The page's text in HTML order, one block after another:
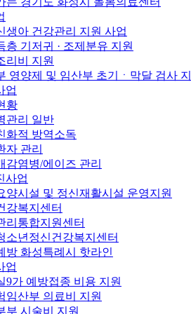
생아 건강관리 지원 사업
층 기저귀 · 조제분유 지원
리비 지원
영양제 및 임산부 초기ㆍ막달 검사
업
황
관리 일반
화적 방역소독
자 관리
감염병/에이즈 관리
사업
양시설 및 정신재활시설 운영지원
강복지센터
리통합지원센터
소년정신건강복지센터
방 화성특례시 핫라인
업
9가 예방접종 비용 지원
임산부 의료비 지원
부 시술비 지원